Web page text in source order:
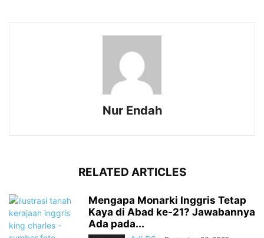
Nur Endah
RELATED ARTICLES
Mengapa Monarki Inggris Tetap
Kaya di Abad ke-21? Jawabannya
Ada pada...